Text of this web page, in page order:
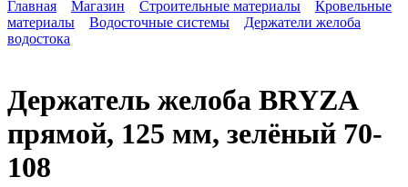
Главная Магазин Строительные материалы
Кровельные
материалы
Водосточные системы
Держатели желоба
водостока
Держатель желоба BRYZA
прямой, 125 мм, зелёный 70-
108